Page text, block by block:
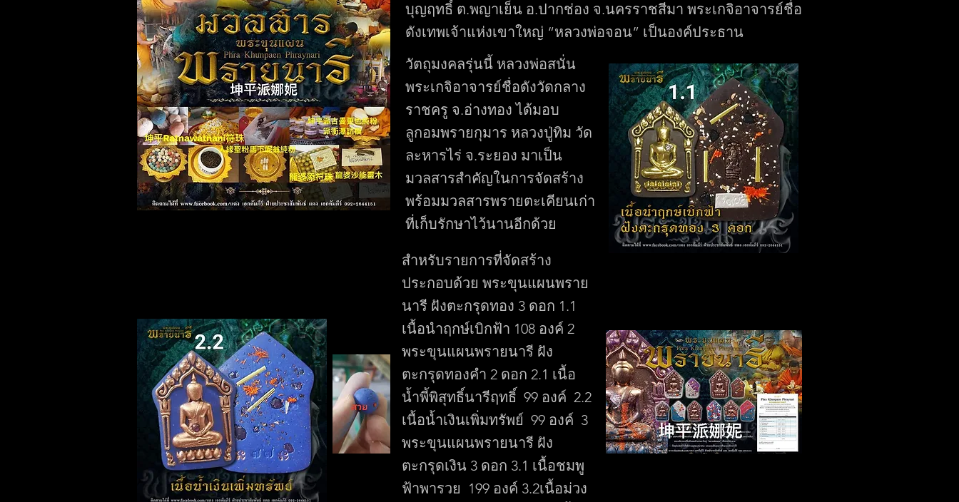
บุญฤทธิ์ ต.พญาเย็น อ.ปากช่อง จ.นครราชสีมา พระเกจิอาจารย์ชื่อ
ดังเทพเจ้าแห่งเขาใหญ่ “หลวงพ่อจอน” เป็นองค์ประธาน
วัตถุมงคลรุ่นนี้ หลวงพ่อสนั่น
พระเกจิอาจารย์ชื่อดังวัดกลาง
ราชครู จ.อ่างทอง ได้มอบ
ลูกอมพรายกุมาร หลวงปู่ทิม วัด
ละหารไร่ จ.ระยอง มาเป็น
มวลสารสำคัญในการจัดสร้าง
พร้อมมวลสารพรายตะเคียนเก่า
ที่เก็บรักษาไว้นานอีกด้วย
สำหรับรายการที่จัดสร้าง
ประกอบด้วย พระขุนแผนพราย
นารี ฝังตะกรุดทอง 3 ดอก 1.1
เนื้อนำฤกษ์เบิกฟ้า 108 องค์ 2
พระขุนแผนพรายนารี ฝัง
ตะกรุดทองคำ 2 ดอก 2.1 เนื้อ
น้ำพี้พิสุทธิ์นารีฤทธิ์ 99 องค์ 2.2
เนื้อน้ำเงินเพิ่มทรัพย์ 99 องค์ 3
พระขุนแผนพรายนารี ฝัง
ตะกรุดเงิน 3 ดอก 3.1 เนื้อชมพู
ฟ้าพารวย 199 องค์ 3.2เนื้อม่วง